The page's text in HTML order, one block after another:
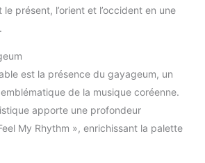
présent, l’orient et l’occident en une
est la présence du gayageum, un
de la musique coréenne.
apporte une profondeur
My Rhythm », enrichissant la palette